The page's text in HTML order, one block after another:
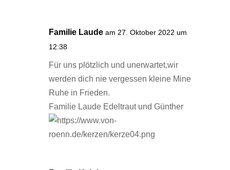
Familie Laude am 27. Oktober 2022 um
12:38
Für uns plötzlich und unerwartet,wir
werden dich nie vergessen kleine Mine
Ruhe in Frieden.
Familie Laude Edeltraut und Günther